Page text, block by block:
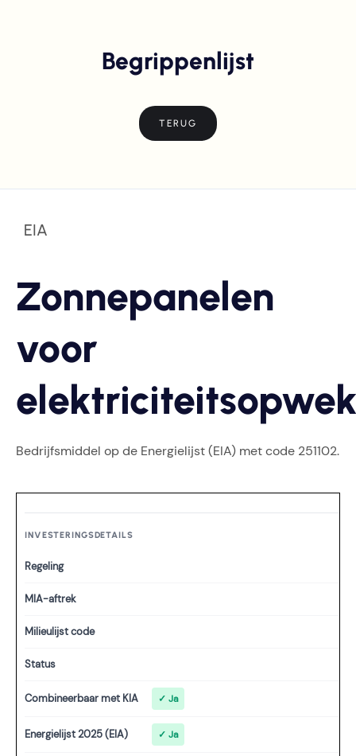
Begrippenlijst
TERUG
EIA
Zonnepanelen
voor
Bedrijfsmiddel op de Energielijst (EIA) met code 251102.
INVESTERINGSDETAILS
Regeling
MIA-aftrek
Milieulijst code
Status
Combineerbaar met KIA ✓ Ja
Energielijst 2025 (EIA) ✓ Ja